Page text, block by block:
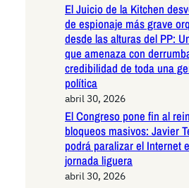
El Juicio de la Kitchen
de espionaje más grave
desde las alturas del PP:
que amenaza con
credibilidad de toda una
política
abril 30, 2026
El Congreso pone fin al
bloqueos masivos: Javier
podrá paralizar el Internet
jornada liguera
abril 30, 2026